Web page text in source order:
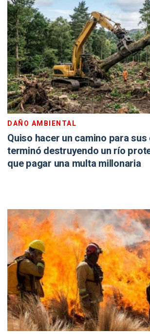
DAÑO AMBIENTAL
Quiso hacer un camino para
terminó destruyendo un río
que pagar una multa millonaria